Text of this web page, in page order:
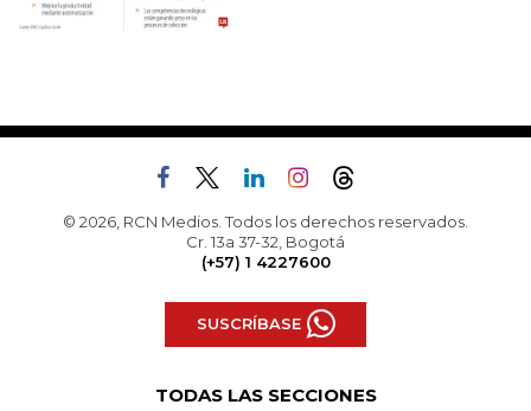
© 2026, RCN Medios. Todos los derechos reservados.
Cr. 13a 37-32, Bogotá
(+57) 1 4227600
SUSCRÍBASE
TODAS LAS SECCIONES